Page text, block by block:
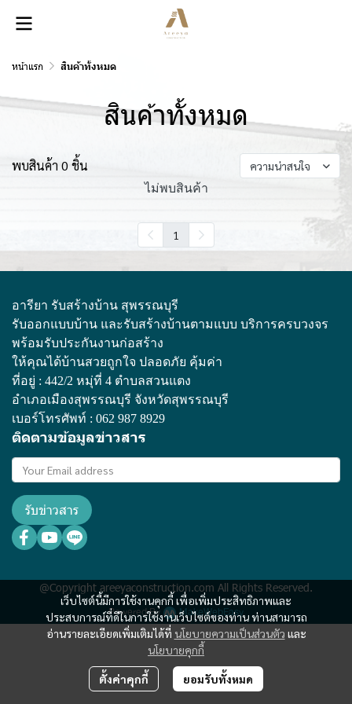
หน้าแรก สินค้าทั้งหมด
สินค้าทั้งหมด
พบสินค้า 0 ชิ้น ความน่าสนใจ
ไม่พบสินค้า
1
เว็บไซต์นี้มีการใช้งานคุกกี้ เพื่อเพิ่มประสิทธิภาพและ
ประสบการณ์ที่ดีในการใช้งานเว็บไซต์ของท่าน ท่านสามารถ
อ่านรายละเอียดเพิ่มเติมได้ที่ นโยบายความเป็นส่วนตัว และ
นโยบายคุกกี้
ตั้งค่าคุกกี้ ยอมรับทั้งหมด
อารียา รับสร้างบ้าน สุพรรณบุรี
รับออกแบบบ้าน และรับสร้างบ้านตามแบบ บริการครบวงจร
พร้อมรับประกันงานก่อสร้าง
ให้คุณได้บ้านสวยถูกใจ ปลอดภัย คุ้มค่า
ที่อยู่ : 442/2 หมุ่ที่ 4 ตำบลสวนแตง
อำเภอเมืองสุพรรณบุรี จังหวัดสุพรรณบุรี
เบอร์โทรศัพท์ : 062 987 8929
ติดตามข้อมูลข่าวสาร
รับข่าวสาร
@Copyright areeyaconstruction.com All Rights Reserved.
Powered By MakeWebEasy